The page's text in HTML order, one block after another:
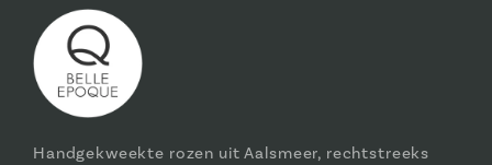
Handgekweekte rozen uit Aalsmeer, rechtstreeks